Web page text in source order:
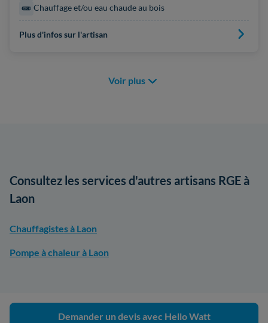
Chauffage et/ou eau chaude au bois
Plus d'infos sur l'artisan
Voir plus
Consultez les services d'autres artisans RGE à
Laon
Chauffagistes à Laon
Pompe à chaleur à Laon
Demander un devis avec Hello Watt